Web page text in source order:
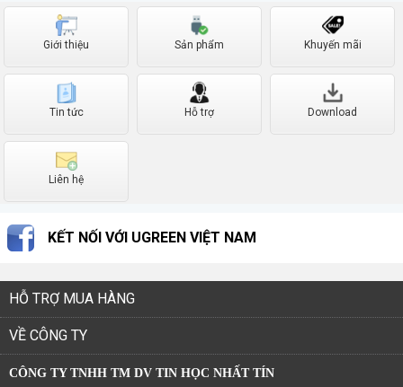
Giới thiệu Sản phẩm Khuyến mãi
Tin tức Hỗ trợ Download
Liên hệ
KẾT NỐI VỚI UGREEN VIỆT NAM
HỖ TRỢ MUA HÀNG
VỀ CÔNG TY
CÔNG TY TNHH TM DV TIN HỌC NHẤT TÍN